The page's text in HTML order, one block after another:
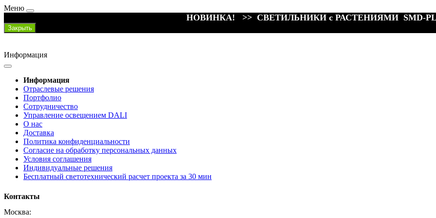
Меню
НОВИНКА! >> СВЕТИЛЬНИКИ с РАСТЕНИЯМИ SMD-
Закрыть
Информация
Информация
Отраслевые решения
Портфолио
Сотрудничество
Управление освещением DALI
О нас
Доставка
Политика конфиденциальности
Согласие на обработку персональных данных
Условия соглашения
Индивидуальные решения
Бесплатный светотехнический расчет проекта за 30 мин
Контакты
Москва: